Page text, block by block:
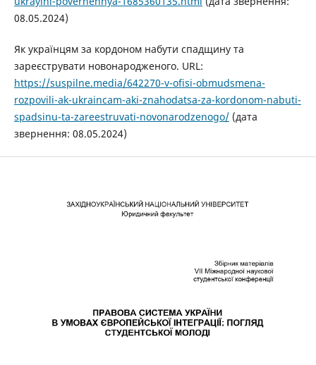
08.05.2024)
Як українцям за кордоном набути спадщину та
зареєструвати новонародженого. URL:
https://suspilne.media/642270-v-ofisi-obmudsmena-
rozpovili-ak-ukraincam-aki-znahodatsa-za-kordonom-nabuti-
spadsinu-ta-zareestruvati-novonarodzenogo/(дата
звернення: 08.05.2024)